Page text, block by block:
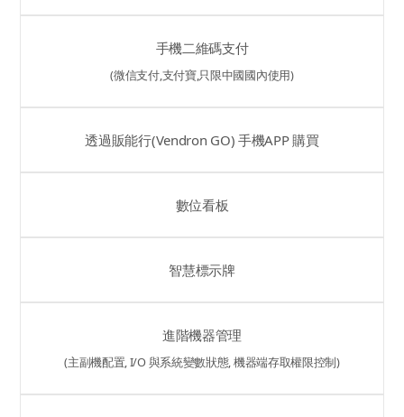
手機二維碼支付
(微信支付,支付寶,只限中國國內使用)
透過販能行(Vendron GO) 手機APP 購買
數位看板
智慧標示牌
進階機器管理
(主副機配置, I/O 與系統變數狀態, 機器端存取權限控制)